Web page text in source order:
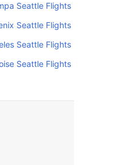
Seattle Flights
Seattle Flights
Seattle Flights
Seattle Flights